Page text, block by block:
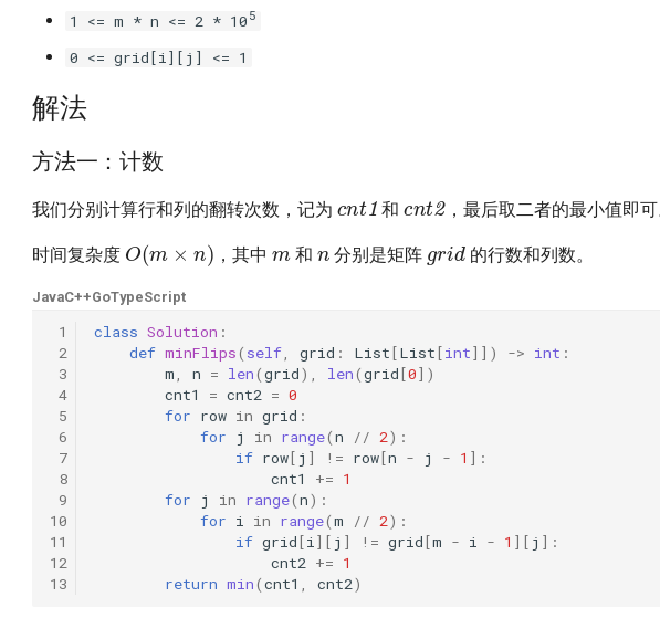
1 <= m * n <= 2 * 10 5
0 <= grid[i][j] <= 1
解法
方法一：计数
我们分别计算行和列的翻转次数，记为 和 ，最后取二者的最小值即
时间复杂度
O ( )
，其中 和 分别是矩阵 的行数和列数。
JavaC++GoTypeScript
1
2
3
4
5
6
7
8
9
10
11
12
13
class Solution :
def minFlips( self, grid : List[List[int]]) -> int :
m, n = len(grid), len(grid[0])
cnt1
= cnt2 = 0
for row in grid :
for
j in range(n // 2):
if row[ j ] != row[n - j - 1 ]:
cnt1
+= 1
for
j in range(n):
for i in range(m // 2):
if grid[i][ j ] != grid[m - i - 1 ][ j ]:
cnt2 += 1
return min(cnt1 , cnt2)